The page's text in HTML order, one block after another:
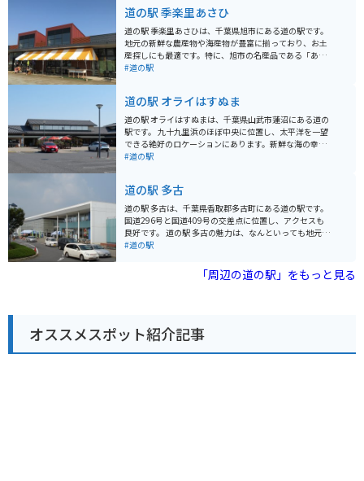
道の駅 季楽里あさひ
道の駅 季楽里あさひは、千葉県旭市にある道の駅です。
地元の新鮮な農産物や海産物が豊富に揃っており、お土
産探しにも最適です。特に、旭市の名産品である「あさ
ひサンライズトマト」は、甘みと酸味のバランスが良
な海鮮丼や、あさひサンライズトマトを使ったパスタな
どがおすすめです。また、併設されている「旭ふれあい
パーク」には、風車や遊具があり、家族連れで楽しむこ
とができます。バイクで訪れる際は、駐車場も広く、休
憩場所としても最適です。 道の駅 季楽里あさひは、地元
#道の駅
道の駅 オライはすぬま
道の駅 オライはすぬまは、千葉県山武市蓮沼にある道の
駅です。 九十九里浜のほぼ中央に位置し、太平洋を一望
できる絶好のロケーションにあります。新鮮な海の幸を
味わえるレストランや、地元の農産物を販売する直売所
ワーやコインロッカーも完備されています。また、バイ
クスタンドも設置されているので、ツーリングの休憩に
も最適です。 周辺には、蓮沼海浜公園や、成東・東金九
十九里有料道路のインターチェンジもあり、観光の拠点
としても便利です。道の駅で購入できる、地元産の新鮮
#道の駅
道の駅 多古
道の駅 多古は、千葉県香取郡多古町にある道の駅です。
国道296号と国道409号の交差点に位置し、アクセスも
良好です。 道の駅 多古の魅力は、なんといっても地元の
新鮮な農産物が手に入ることです。併設されている「あ
物がずらりと並びます。特に多古町は米の産地として知
られており、美味しいお米がお手頃価格で購入できま
るので安心です。国道296号は、利根川沿いに走り、田
園風景が広がる気持ちの良い道なので、ツーリングにも
最適です。道の駅 多古で休憩がてら、地元の美味しいも
#道の駅
「周辺の道の駅」をもっと見る
オススメスポット紹介記事